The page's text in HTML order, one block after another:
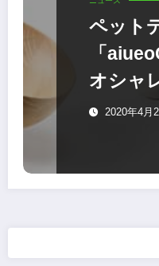
ペット
「
オシャ
用フー
2020年4月